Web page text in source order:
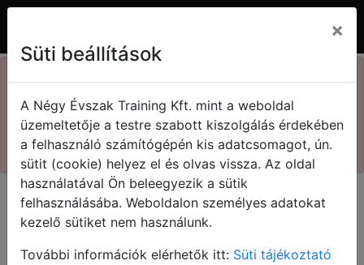
Süti beállítások
×
A Négy Évszak Training Kft. mint a weboldal
üzemeltetője a testre szabott kiszolgálás érdekében
a felhasználó számítógépén kis adatcsomagot, ún.
sütit (cookie) helyez el és olvas vissza. Az oldal
használatával Ön beleegyezik a sütik
felhasználásába. Weboldalon személyes adatokat
kezelő sütiket nem használunk.
További információk elérhetők itt: Süti tájékoztató
73. Kasza nap
Kedvezményes jegyek!
Megnézem!